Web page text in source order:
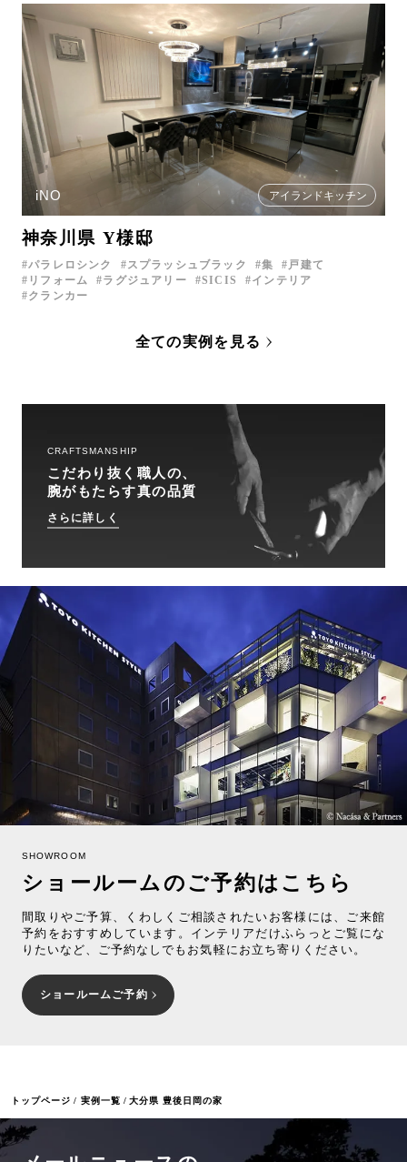
トップページ 実例一覧 大分県 豊後日岡の家
iNO アイランドキッチン
神奈川県 Y様邸
パラレロシンク スプラッシュブラック 集
戸建て
リフォーム
ラグジュアリー SICIS
インテリア
クランカー
全ての実例を見る
CRAFTSMANSHIP
こだわり抜く職人の、
腕がもたらす真の品質
さらに詳しく
SHOWROOM
ショールームのご予約はこちら
間取りやご予算、くわしくご相談されたいお客様には、ご来館
予約をおすすめしています。インテリアだけふらっとご覧にな
りたいなど、ご予約なしでもお気軽にお立ち寄りください。
ショールームご予約